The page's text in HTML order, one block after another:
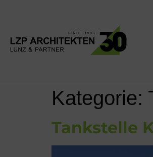
Kategorie:
Tankstelle